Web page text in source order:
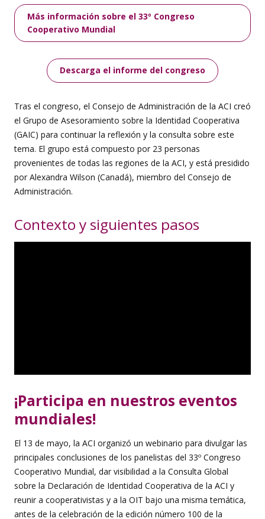
Más información sobre el 33º Congreso
Cooperativo Mundial
Descarga el informe del congreso
Tras el congreso, el Consejo de Administración de la ACI creó
el Grupo de Asesoramiento sobre la Identidad Cooperativa
(GAIC) para continuar la reflexión y la consulta sobre este
tema. El grupo está compuesto por 23 personas
provenientes de todas las regiones de la ACI, y está presidido
por Alexandra Wilson (Canadá), miembro del Consejo de
Administración.
Contexto y siguientes pasos
¡Participa en nuestros eventos
mundiales!
El 13 de mayo, la ACI organizó un webinario para divulgar las
principales conclusiones de los panelistas del 33º Congreso
Cooperativo Mundial, dar visibilidad a la Consulta Global
sobre la Declaración de Identidad Cooperativa de la ACI y
reunir a cooperativistas y a la OIT bajo una misma temática,
antes de la celebración de la edición número 100 de la